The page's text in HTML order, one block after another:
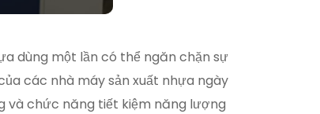
dùng một lần có thể ngăn chặn sự
các nhà máy sản xuất nhựa ngày
và chức năng tiết kiệm năng lượng